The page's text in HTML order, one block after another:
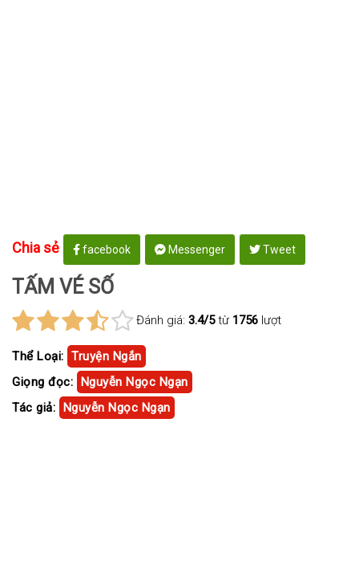
Chia sẻ facebook Messenger Tweet
TẤM VÉ SỐ
Đánh giá: 3.4/5từ 1756 lượt
Thể Loại: Truyện Ngắn
Giọng đọc: Nguyễn Ngọc Ngạn
Tác giả: Nguyễn Ngọc Ngạn